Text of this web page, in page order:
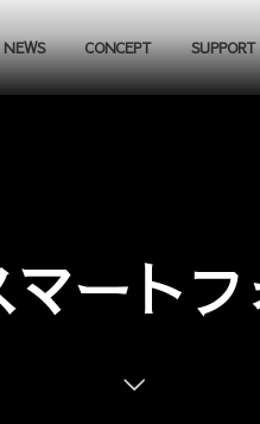
NEWS CONCEPT SUPPORT
ート